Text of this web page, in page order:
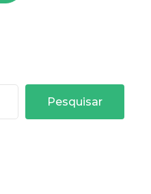
Pesquisar